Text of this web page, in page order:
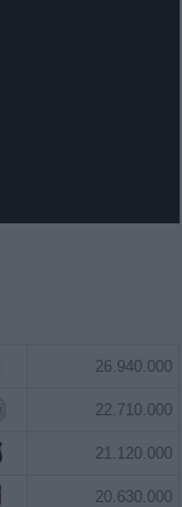
26.940.000
22.710.000
21.120.000
20.630.000